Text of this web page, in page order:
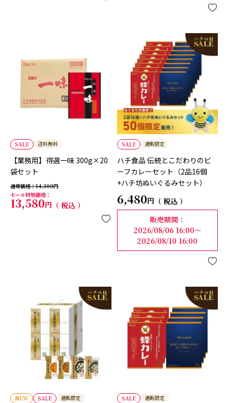
SALE 送料無料
【業務用】得選一味 300g×20
袋セット
通常価格
14,300
セール特別価格
13,580 税込
SALE 通販限定
ハチ食品 伝統とこだわりのビ
ーフカレーセット（2品16個
+ハチ坊ぬいぐるみセット）
6,480
税込
販売期間
2026/08/06 16:00〜
2026/08/10 16:00
NEW SALE
通販限定
SALE 通販限定